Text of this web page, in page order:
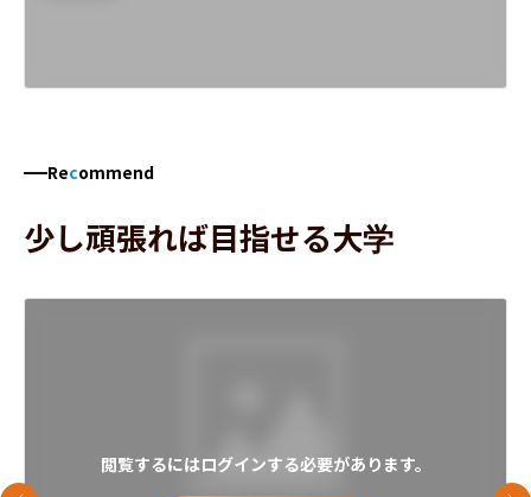
Recommend
少し頑張れば目指せる大学
閲覧するにはログインする必要があります。